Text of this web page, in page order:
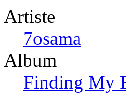
Artiste
7osama
Album
Finding My